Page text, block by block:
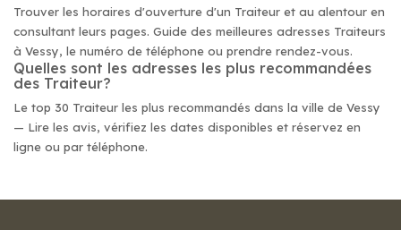
Trouver les horaires d'ouverture d'un Traiteur et au alentour en
consultant leurs pages. Guide des meilleures adresses Traiteurs
à Vessy, le numéro de téléphone ou prendre rendez-vous.
Quelles sont les adresses les plus recommandées
des Traiteur?
Le top 30 Traiteur les plus recommandés dans la ville de Vessy
— Lire les avis, vérifiez les dates disponibles et réservez en
ligne ou par téléphone.